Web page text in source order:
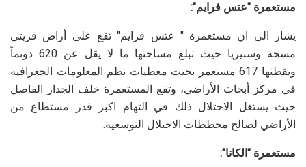
مستعمرة "عتس فرايم":
يشار الى ان مستعمرة " عتس فرايم" تقع على أراض قريتي
مسحة وسنيريا حيث تبلغ مساحتها ما لا يقل عن 620 دونماً
ويقطنها 617 مستعمر بحيث معطيات نظم المعلومات الجغرافية
في مركز أبحاث الأراضي، وتقع المستعمرة خلف الجدار الفاصل
حيث يستغل الاحتلال ذلك في التهام اكبر قدر مستطاع من
الأراضي لصالح مخططات الاحتلال التوسعية.
مستعمرة "الكانا":